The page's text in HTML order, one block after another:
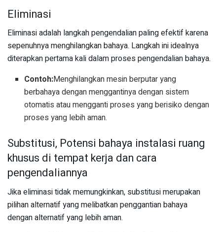
Eliminasi
Eliminasi adalah langkah pengendalian paling efektif karena
sepenuhnya menghilangkan bahaya. Langkah ini idealnya
diterapkan pertama kali dalam proses pengendalian bahaya.
Contoh:Menghilangkan mesin berputar yang
berbahaya dengan menggantinya dengan sistem
otomatis atau mengganti proses yang berisiko dengan
proses yang lebih aman.
Substitusi, Potensi bahaya instalasi ruang
khusus di tempat kerja dan cara
pengendaliannya
Jika eliminasi tidak memungkinkan, substitusi merupakan
pilihan alternatif yang melibatkan penggantian bahaya
dengan alternatif yang lebih aman.